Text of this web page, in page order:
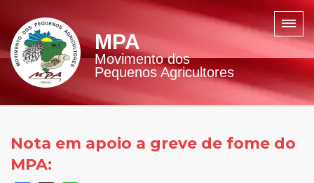
MPA
Movimento dos
Pequenos Agricultores
Nota em apoio a greve de fome do
MPA: